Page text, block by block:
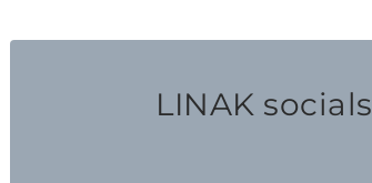
LINAK socials